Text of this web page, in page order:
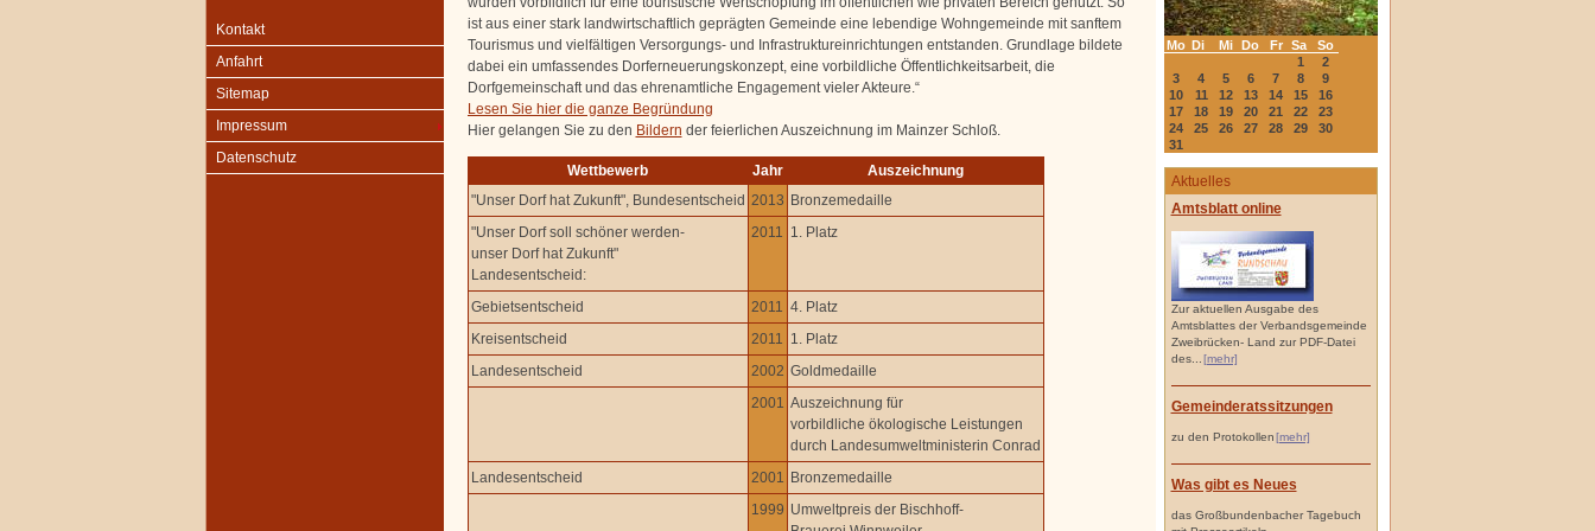
Kontakt
Anfahrt
Sitemap
Impressum
Datenschutz
Mo Di Mi Do Fr Sa
So
1
2
3
4 5 6 7 8
9
10
11 12 13 14 15
16
17
18 19 20 21 22
23
24
25 26 27 28 29
30
31
Aktuelles
Amtsblatt online
Zur aktuellen Ausgabe des
Amtsblattes der Verbandsgemeinde
Zweibrücken- Land zur PDF-Datei
des...
[mehr]
Gemeinderatssitzungen
zu den Protokollen[mehr]
Was gibt es Neues
das Großbundenbacher Tagebuch
ist aus einer stark landwirtschaftlich geprägten Gemeinde eine lebendige Wohngemeinde mit sanftem
Tourismus und vielfältigen Versorgungs- und Infrastruktureinrichtungen entstanden. Grundlage bildete
dabei ein umfassendes Dorferneuerungskonzept, eine vorbildliche Öffentlichkeitsarbeit, die
Dorfgemeinschaft und das ehrenamtliche Engagement vieler Akteure.“
Lesen Sie hier die ganze Begründung
Hier gelangen Sie zu den Bildern der feierlichen Auszeichnung im Mainzer Schloß.
Wettbewerb Jahr
Auszeichnung
"Unser Dorf hat Zukunft", Bundesentscheid 2013 Bronzemedaille
"Unser Dorf soll schöner werden-
unser Dorf hat Zukunft"
Landesentscheid:
2011 1. Platz
Gebietsentscheid 2011
4. Platz
Kreisentscheid
2011
1. Platz
Landesentscheid
2002 Goldmedaille
2001 Auszeichnung für
vorbildliche ökologische Leistungen
durch Landesumweltministerin Conrad
Landesentscheid
2001
Bronzemedaille
1999 Umweltpreis der Bischhoff-